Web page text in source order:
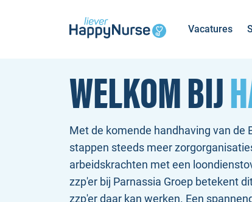
Vacatures
WELKOM BIJ
Met de komende handhaving van de
stappen steeds meer
arbeidskrachten met een
zzp'er bij Parnassia Groep betekent
zzp'er daar kan werken. Een